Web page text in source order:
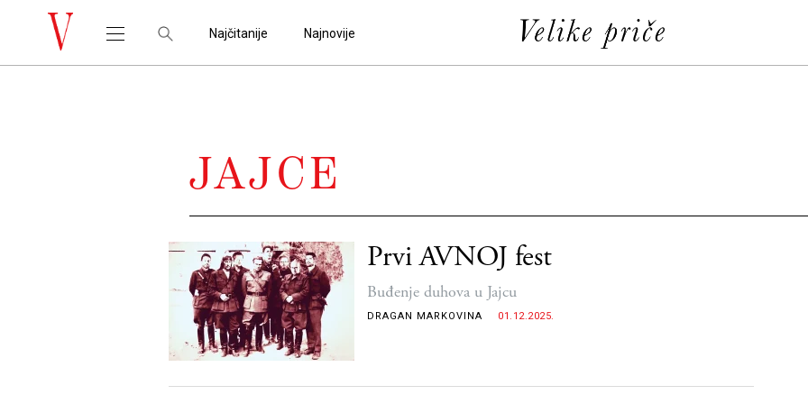
Najčitanije Najnovije
JAJCE
Prvi AVNOJ fest
Buđenje duhova u Jajcu
DRAGAN MARKOVINA 01.12.2025.